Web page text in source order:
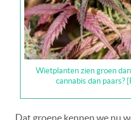
Wietplanten zien groen
cannabis dan
Dat groene kennen we nu